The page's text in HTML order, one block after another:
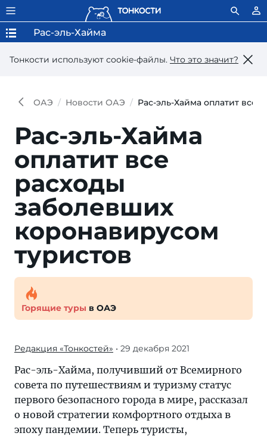
Тонкости используют сookie-файлы. Что это значит?
Рас-эль-Хайма
ОАЭ Новости ОАЭ Рас-эль-Хайма оплатит все
Рас-эль-Хайма
оплатит все
расходы
заболевших
коронавирусом
туристов
Горящие туры в ОАЭ
Редакция «Тонкостей» • 29 декабря 2021
Рас-эль-Хайма, получивший от Всемирного
совета по путешествиям и туризму статус
первого безопасного города в мире, рассказал
о новой стратегии комфортного отдыха в
эпоху пандемии. Теперь туристы,